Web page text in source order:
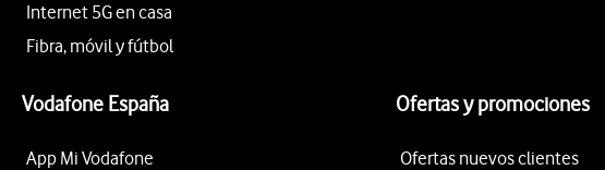
Internet 5G en casa
Fibra, móvil y fútbol
Vodafone España
App Mi Vodafone
Ofertas y promociones
Ofertas nuevos clientes